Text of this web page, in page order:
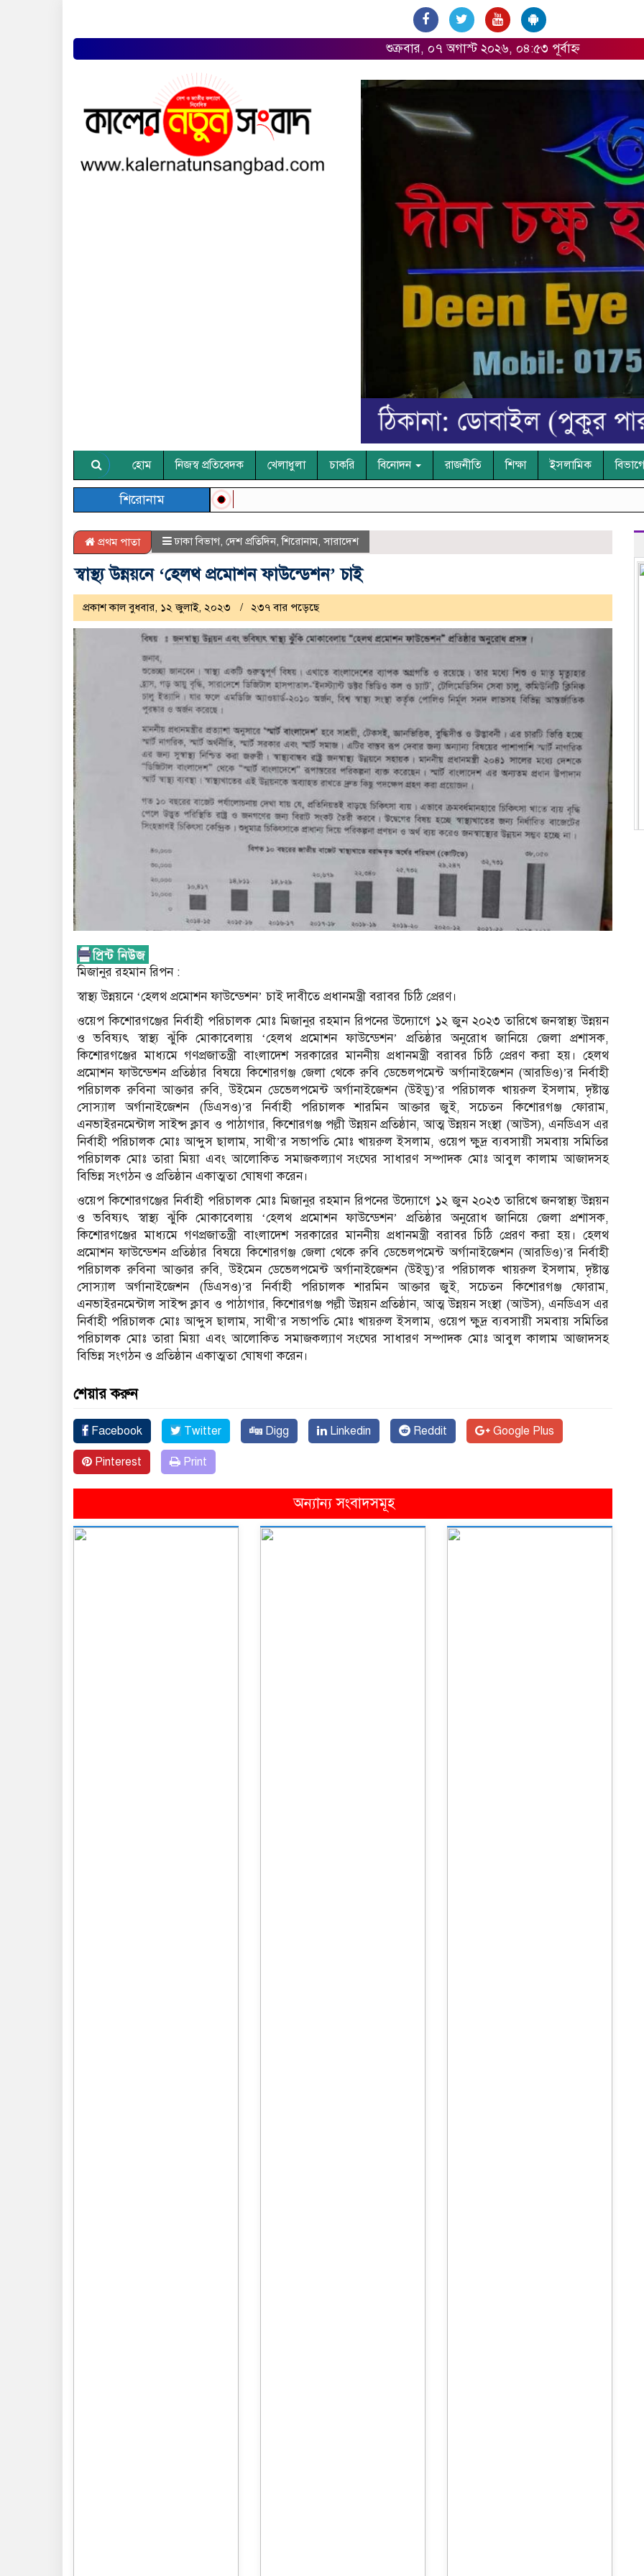
শুক্রবার, ০৭ অগাস্ট ২০২৬, ০৪:৫৩ পূর্বাহ্ন
হোম নিজস্ব প্রতিবেদক খেলাধুলা চাকরি বিনোদন রাজনীতি শিক্ষা ইসলামিক
শিরোনাম
প্রথম পাতা ঢাকা বিভাগ, দেশ প্রতিদিন,শিরোনাম,সারাদেশ
স্বাস্থ্য উন্নয়নে ‘হেলথ প্রমোশন ফাউন্ডেশন’ চাই
প্রকাশ কাল বুধবার, ১২ জুলাই, ২০২৩ ২৩৭ বার পড়েছে
মিজানুর রহমান রিপন :
স্বাস্থ্য উন্নয়নে ‘হেলথ প্রমোশন ফাউন্ডেশন’ চাই দাবীতে প্রধানমন্ত্রী বরাবর চিঠি প্রেরণ।
ওয়েপ কিশোরগঞ্জের নির্বাহী পরিচালক মোঃ মিজানুর রহমান রিপনের উদ্যোগে ১২ জুন ২০২৩ তারিখে জনস্বাস্থ্য উন্নয়ন
ও ভবিষ্যৎ স্বাস্থ্য ঝুঁকি মোকাবেলায় ‘হেলথ প্রমোশন ফাউন্ডেশন’ প্রতিষ্ঠার অনুরোধ জানিয়ে জেলা প্রশাসক,
কিশোরগঞ্জের মাধ্যমে গণপ্রজাতন্ত্রী বাংলাদেশ সরকারের মাননীয় প্রধানমন্ত্রী বরাবর চিঠি প্রেরণ করা হয়। হেলথ
প্রমোশন ফাউন্ডেশন প্রতিষ্ঠার বিষয়ে কিশোরগঞ্জ জেলা থেকে রুবি ডেভেলপমেন্ট অর্গানাইজেশন (আরডিও)’র নির্বাহী
পরিচালক রুবিনা আক্তার রুবি, উইমেন ডেভেলপমেন্ট অর্গানাইজেশন (উইডু)’র পরিচালক খায়রুল ইসলাম, দৃষ্টান্ত
সোস্যাল অর্গানাইজেশন (ডিএসও)’র নির্বাহী পরিচালক শারমিন আক্তার জুই, সচেতন কিশোরগঞ্জ ফোরাম,
এনভাইরনমেন্টাল সাইন্স ক্লাব ও পাঠাগার, কিশোরগঞ্জ পল্লী উন্নয়ন প্রতিষ্ঠান, আত্ম উন্নয়ন সংস্থা (আউস), এনডিএস এর
নির্বাহী পরিচালক মোঃ আব্দুস ছালাম, সাথী’র সভাপতি মোঃ খায়রুল ইসলাম, ওয়েপ ক্ষুদ্র ব্যবসায়ী সমবায় সমিতির
পরিচালক মোঃ তারা মিয়া এবং আলোকিত সমাজকল্যাণ সংঘের সাধারণ সম্পাদক মোঃ আবুল কালাম আজাদসহ
বিভিন্ন সংগঠন ও প্রতিষ্ঠান একাত্মতা ঘোষণা করেন।
ওয়েপ কিশোরগঞ্জের নির্বাহী পরিচালক মোঃ মিজানুর রহমান রিপনের উদ্যোগে ১২ জুন ২০২৩ তারিখে জনস্বাস্থ্য উন্নয়ন
ও ভবিষ্যৎ স্বাস্থ্য ঝুঁকি মোকাবেলায় ‘হেলথ প্রমোশন ফাউন্ডেশন’ প্রতিষ্ঠার অনুরোধ জানিয়ে জেলা প্রশাসক,
কিশোরগঞ্জের মাধ্যমে গণপ্রজাতন্ত্রী বাংলাদেশ সরকারের মাননীয় প্রধানমন্ত্রী বরাবর চিঠি প্রেরণ করা হয়। হেলথ
প্রমোশন ফাউন্ডেশন প্রতিষ্ঠার বিষয়ে কিশোরগঞ্জ জেলা থেকে রুবি ডেভেলপমেন্ট অর্গানাইজেশন (আরডিও)’র নির্বাহী
পরিচালক রুবিনা আক্তার রুবি, উইমেন ডেভেলপমেন্ট অর্গানাইজেশন (উইডু)’র পরিচালক খায়রুল ইসলাম, দৃষ্টান্ত
সোস্যাল অর্গানাইজেশন (ডিএসও)’র নির্বাহী পরিচালক শারমিন আক্তার জুই, সচেতন কিশোরগঞ্জ ফোরাম,
এনভাইরনমেন্টাল সাইন্স ক্লাব ও পাঠাগার, কিশোরগঞ্জ পল্লী উন্নয়ন প্রতিষ্ঠান, আত্ম উন্নয়ন সংস্থা (আউস), এনডিএস এর
নির্বাহী পরিচালক মোঃ আব্দুস ছালাম, সাথী’র সভাপতি মোঃ খায়রুল ইসলাম, ওয়েপ ক্ষুদ্র ব্যবসায়ী সমবায় সমিতির
পরিচালক মোঃ তারা মিয়া এবং আলোকিত সমাজকল্যাণ সংঘের সাধারণ সম্পাদক মোঃ আবুল কালাম আজাদসহ
বিভিন্ন সংগঠন ও প্রতিষ্ঠান একাত্মতা ঘোষণা করেন।
শেয়ার করুন
Facebook Twitter Digg Linkedin Reddit Google Plus
Pinterest Print
অন্যান্য সংবাদসমূহ